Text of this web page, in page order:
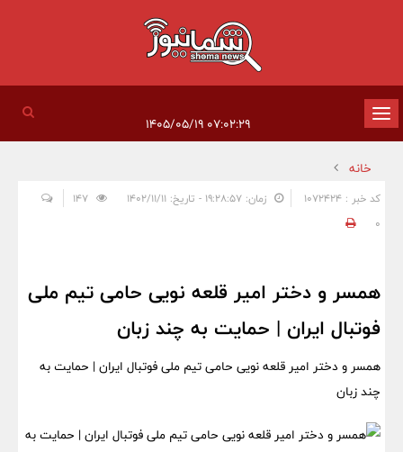
تغییر
وضعیت
ناوبری
۰۷:۰۲:۲۹ ۱۴۰۵/۰۵/۱۹
خانه
کد خبر : 1072424 زمان: ۱۹:۲۸:۵۷ - تاریخ: ۱۴۰۲/۱۱/۱۱
0
همسر و دختر امیر قلعه نویی حامی تیم ملی
فوتبال ایران | حمایت به چند زبان
همسر و دختر امیر قلعه نویی حامی تیم ملی فوتبال ایران | حمایت به
چند زبان